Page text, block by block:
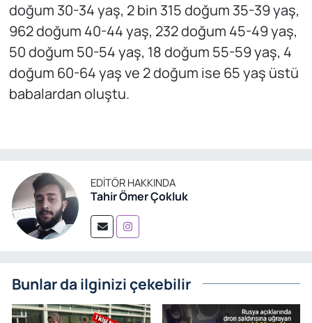
doğum 30-34 yaş, 2 bin 315 doğum 35-39 yaş,
962 doğum 40-44 yaş, 232 doğum 45-49 yaş,
50 doğum 50-54 yaş, 18 doğum 55-59 yaş, 4
doğum 60-64 yaş ve 2 doğum ise 65 yaş üstü
babalardan oluştu.
EDITÖR HAKKINDA
Tahir Ömer Çokluk
Bunlar da ilginizi çekebilir